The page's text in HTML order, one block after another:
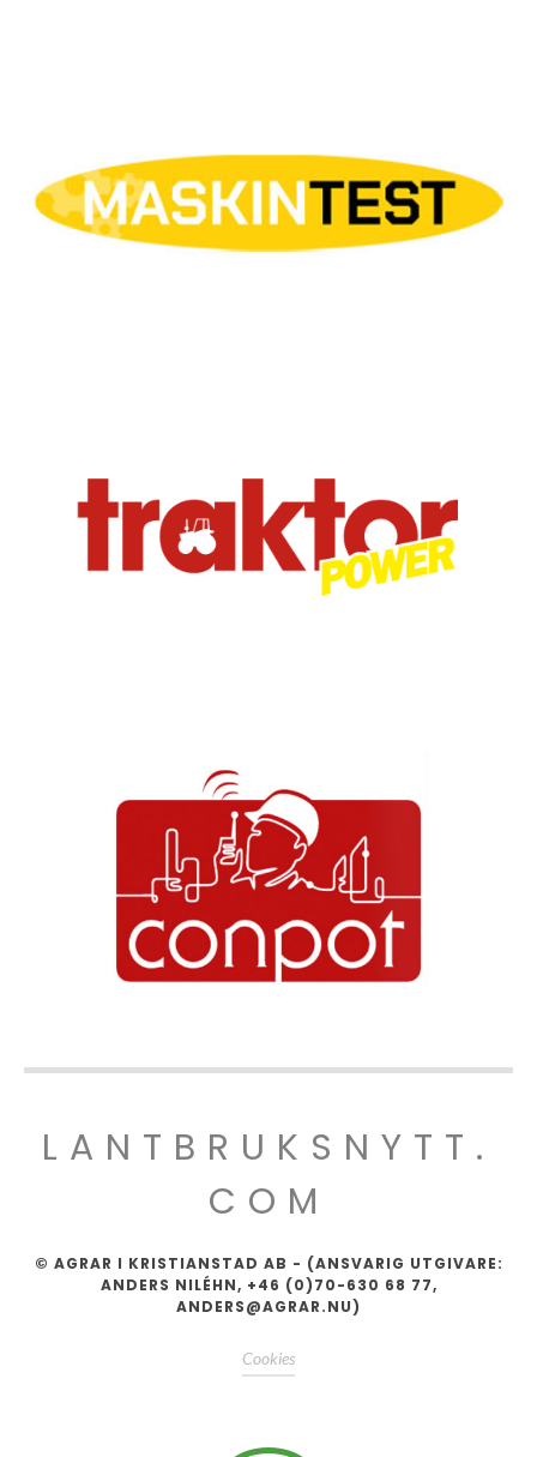
LANTBRUKSNYTT.
COM
© AGRAR I KRISTIANSTAD AB - (ANSVARIG UTGIVARE:
ANDERS NILÉHN, +46 (0)70-630 68 77,
ANDERS@AGRAR.NU)
Cookies